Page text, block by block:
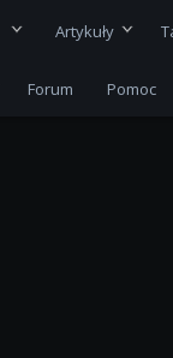
Artykuły
Forum Pomoc